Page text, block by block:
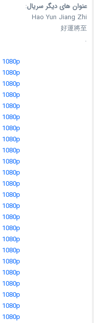
عنوان های دیگر سریال:
Hao Yun Jiang Zhi
好運將至
.
1080p
1080p
1080p
1080p
1080p
1080p
1080p
1080p
1080p
1080p
1080p
1080p
1080p
1080p
1080p
1080p
1080p
1080p
1080p
1080p
1080p
1080p
1080p
1080p